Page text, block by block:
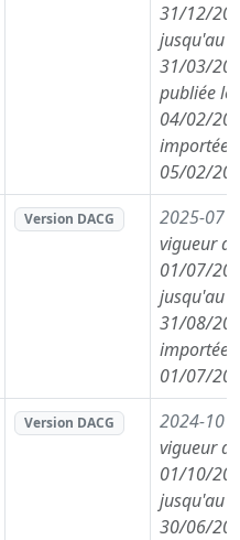
31/12/
jusqu'au
31/03/
publiée le
04/02/
importée
05/02/
Version DACG 2025-07
vigueur
01/07/
jusqu'au
31/08/
importée
01/07/
Version DACG 2024-10
vigueur
01/10/
jusqu'au
30/06/